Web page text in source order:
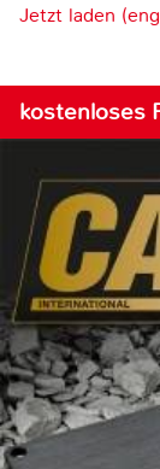
Jetzt laden
kostenloses